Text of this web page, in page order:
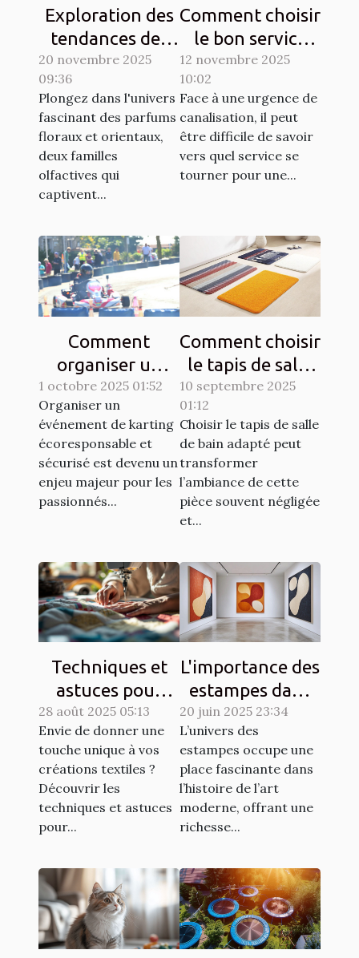
Exploration des
tendances des
parfums floraux
et orientaux
20 novembre 2025
09:36
Plongez dans l'univers
fascinant des parfums
floraux et orientaux,
deux familles
olfactives qui
captivent...
Comment choisir
le bon service
pour vos
urgences de
canalisation ?
12 novembre 2025
10:02
Face à une urgence de
canalisation, il peut
être difficile de savoir
vers quel service se
tourner pour une...
Comment
organiser un
événement de
karting
écoresponsable
et sécurisé?
1 octobre 2025 01:52
Organiser un
événement de karting
écoresponsable et
sécurisé est devenu un
enjeu majeur pour les
passionnés...
Comment choisir
le tapis de salle
de bain idéal
pour votre
espace ?
10 septembre 2025
01:12
Choisir le tapis de salle
de bain adapté peut
transformer
l’ambiance de cette
pièce souvent négligée
et...
Techniques et
astuces pour
matelasser son
propre tissu
28 août 2025 05:13
Envie de donner une
touche unique à vos
créations textiles ?
Découvrir les
techniques et astuces
pour...
L'importance des
estampes dans
l'art moderne
20 juin 2025 23:34
L’univers des
estampes occupe une
place fascinante dans
l’histoire de l’art
moderne, offrant une
richesse...